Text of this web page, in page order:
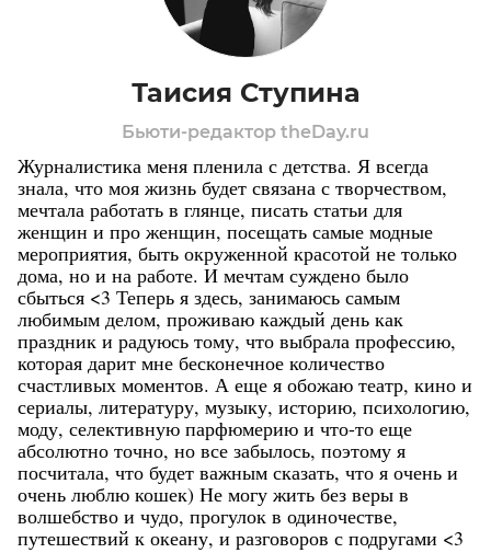
Таисия Ступина
Бьюти-редактор theDay.ru
Журналистика меня пленила с детства. Я всегда
знала, что моя жизнь будет связана с творчеством,
мечтала работать в глянце, писать статьи для
женщин и про женщин, посещать самые модные
мероприятия, быть окруженной красотой не только
дома, но и на работе. И мечтам суждено было
сбыться <3 Теперь я здесь, занимаюсь самым
любимым делом, проживаю каждый день как
праздник и радуюсь тому, что выбрала профессию,
которая дарит мне бесконечное количество
счастливых моментов. А еще я обожаю театр, кино и
сериалы, литературу, музыку, историю, психологию,
моду, селективную парфюмерию и что-то еще
абсолютно точно, но все забылось, поэтому я
посчитала, что будет важным сказать, что я очень и
очень люблю кошек) Не могу жить без веры в
волшебство и чудо, прогулок в одиночестве,
путешествий к океану, и разговоров с подругами <3